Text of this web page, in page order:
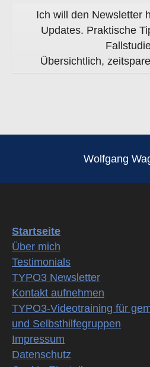
Ich will den Newsletter
Updates. Praktische
Übersichtlich,
Wolfgang
Startseite
Über mich
Testimonials
TYPO3 Newsletter
Kontakt aufnehmen
TYPO3-Videotraining für
und Selbsthilfegruppen
Impressum
Datenschutz